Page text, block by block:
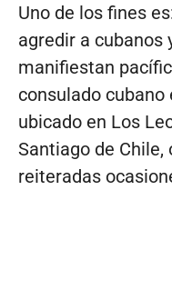
Uno de los fines
agredir a cubanos
manifiestan
consulado cubano
ubicado en Los
Santiago de Chile,
reiteradas